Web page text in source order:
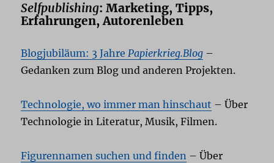
Selfpublishing: Marketing, Tipps,
Erfahrungen, Autorenleben
Blogjubiläum: 3 JahrePapierkrieg.Blog –
Gedanken zum Blog und anderen Projekten.
Technologie, wo immer man hinschaut – Über
Technologie in Literatur, Musik, Filmen.
Figurennamen suchen und finden – Über